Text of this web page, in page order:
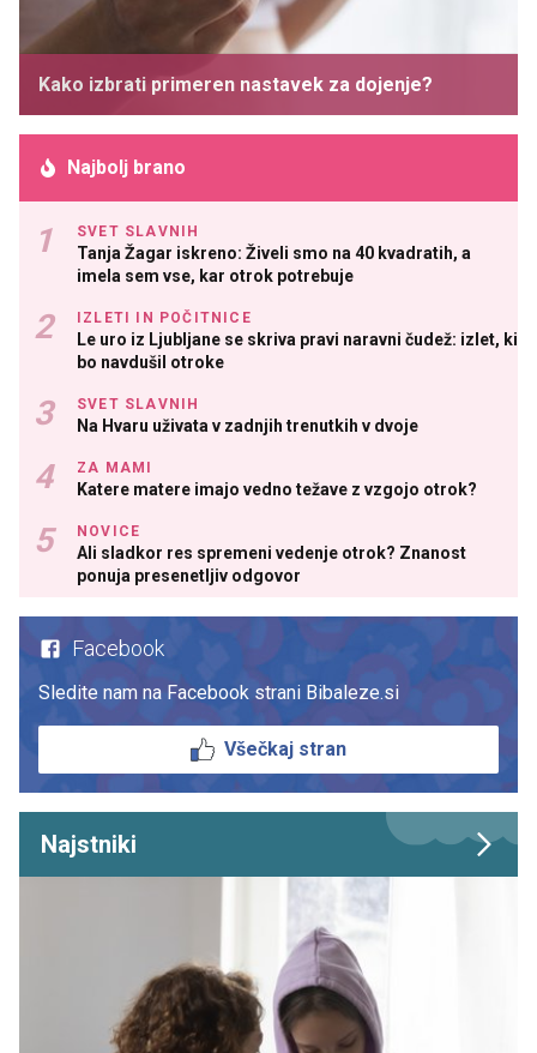
Kako izbrati primeren nastavek za dojenje?
Najbolj brano
SVET SLAVNIH
Tanja Žagar iskreno: Živeli smo na 40 kvadratih, a
imela sem vse, kar otrok potrebuje
IZLETI IN POČITNICE
Le uro iz Ljubljane se skriva pravi naravni čudež: izlet, ki
bo navdušil otroke
SVET SLAVNIH
Na Hvaru uživata v zadnjih trenutkih v dvoje
ZA MAMI
Katere matere imajo vedno težave z vzgojo otrok?
NOVICE
Ali sladkor res spremeni vedenje otrok? Znanost
ponuja presenetljiv odgovor
Facebook
Sledite nam na Facebook strani Bibaleze.si
Všečkaj stran
Najstniki